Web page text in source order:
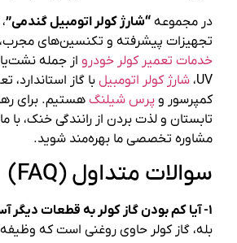
در مجموعه “شارژ کولر اتومبیل گندمی”
تجهیزات پیشرفته و تکنسین‌های مجرب،
خدمات تعمیر کولر خودرو از جمله
UV، شارژ کولر اتومبیل با گاز
کمپرسور و پرس شیلنگهستیم. برای
تابستان و لذت بردن از رانندگی خنک، با
مشاوره تخصصی ما بهره‌مند شوید.
سوالات متداول (FAQ)
۱- آیا کم بودن گاز کولر به قطعات دیگر آسیب می‌زند؟
بله، گاز کولر حاوی روغنی است که وظیفه